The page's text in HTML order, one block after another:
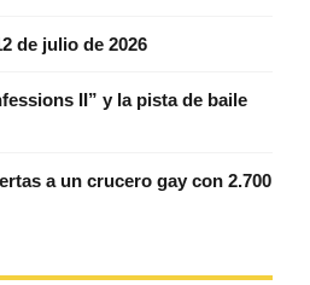
de julio de 2026
II” y la pista de baile
a un crucero gay con 2.700